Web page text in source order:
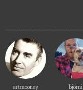
artmooney björni